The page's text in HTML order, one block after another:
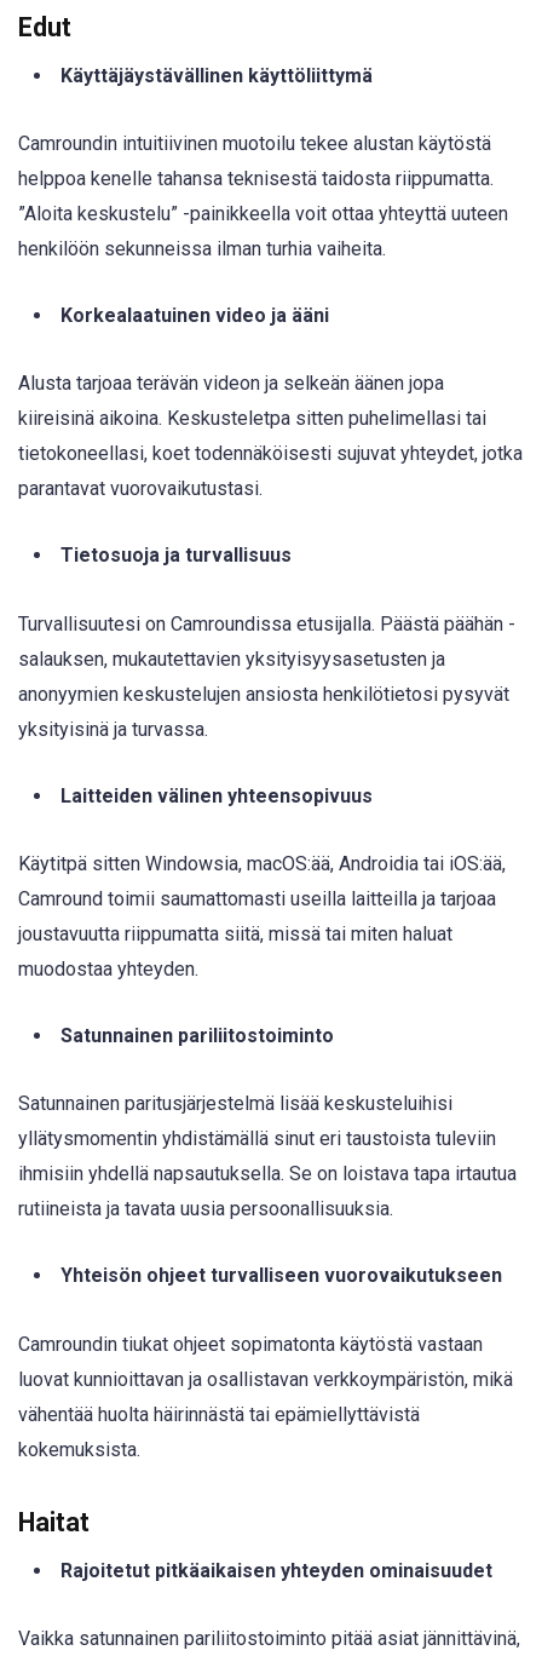
Edut
Käyttäjäystävällinen käyttöliittymä
Camroundin intuitiivinen muotoilu tekee alustan käytöstä
helppoa kenelle tahansa teknisestä taidosta riippumatta.
”Aloita keskustelu” -painikkeella voit ottaa yhteyttä uuteen
henkilöön sekunneissa ilman turhia vaiheita.
Korkealaatuinen video ja ääni
Alusta tarjoaa terävän videon ja selkeän äänen jopa
kiireisinä aikoina. Keskusteletpa sitten puhelimellasi tai
tietokoneellasi, koet todennäköisesti sujuvat yhteydet, jotka
parantavat vuorovaikutustasi.
Tietosuoja ja turvallisuus
Turvallisuutesi on Camroundissa etusijalla. Päästä päähän -
salauksen, mukautettavien yksityisyysasetusten ja
anonyymien keskustelujen ansiosta henkilötietosi pysyvät
yksityisinä ja turvassa.
Laitteiden välinen yhteensopivuus
Käytitpä sitten Windowsia, macOS:ää, Androidia tai iOS:ää,
Camround toimii saumattomasti useilla laitteilla ja tarjoaa
joustavuutta riippumatta siitä, missä tai miten haluat
muodostaa yhteyden.
Satunnainen pariliitostoiminto
Satunnainen paritusjärjestelmä lisää keskusteluihisi
yllätysmomentin yhdistämällä sinut eri taustoista tuleviin
ihmisiin yhdellä napsautuksella. Se on loistava tapa irtautua
rutiineista ja tavata uusia persoonallisuuksia.
Yhteisön ohjeet turvalliseen vuorovaikutukseen
Camroundin tiukat ohjeet sopimatonta käytöstä vastaan
luovat kunnioittavan ja osallistavan verkkoympäristön, mikä
vähentää huolta häirinnästä tai epämiellyttävistä
kokemuksista.
Haitat
Rajoitetut pitkäaikaisen yhteyden ominaisuudet
Vaikka satunnainen pariliitostoiminto pitää asiat jännittävinä,